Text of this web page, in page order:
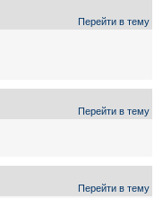
Перейти в тему
Перейти в тему
Перейти в тему